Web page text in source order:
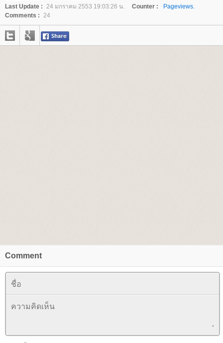
Last Update : 24 มกราคม 2553 19:03:26 น. Counter :
Pageviews.
Comments : 24
Comment